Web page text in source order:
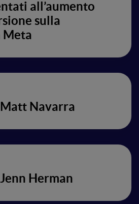
all’aumento
sulla
Navarra
Herman